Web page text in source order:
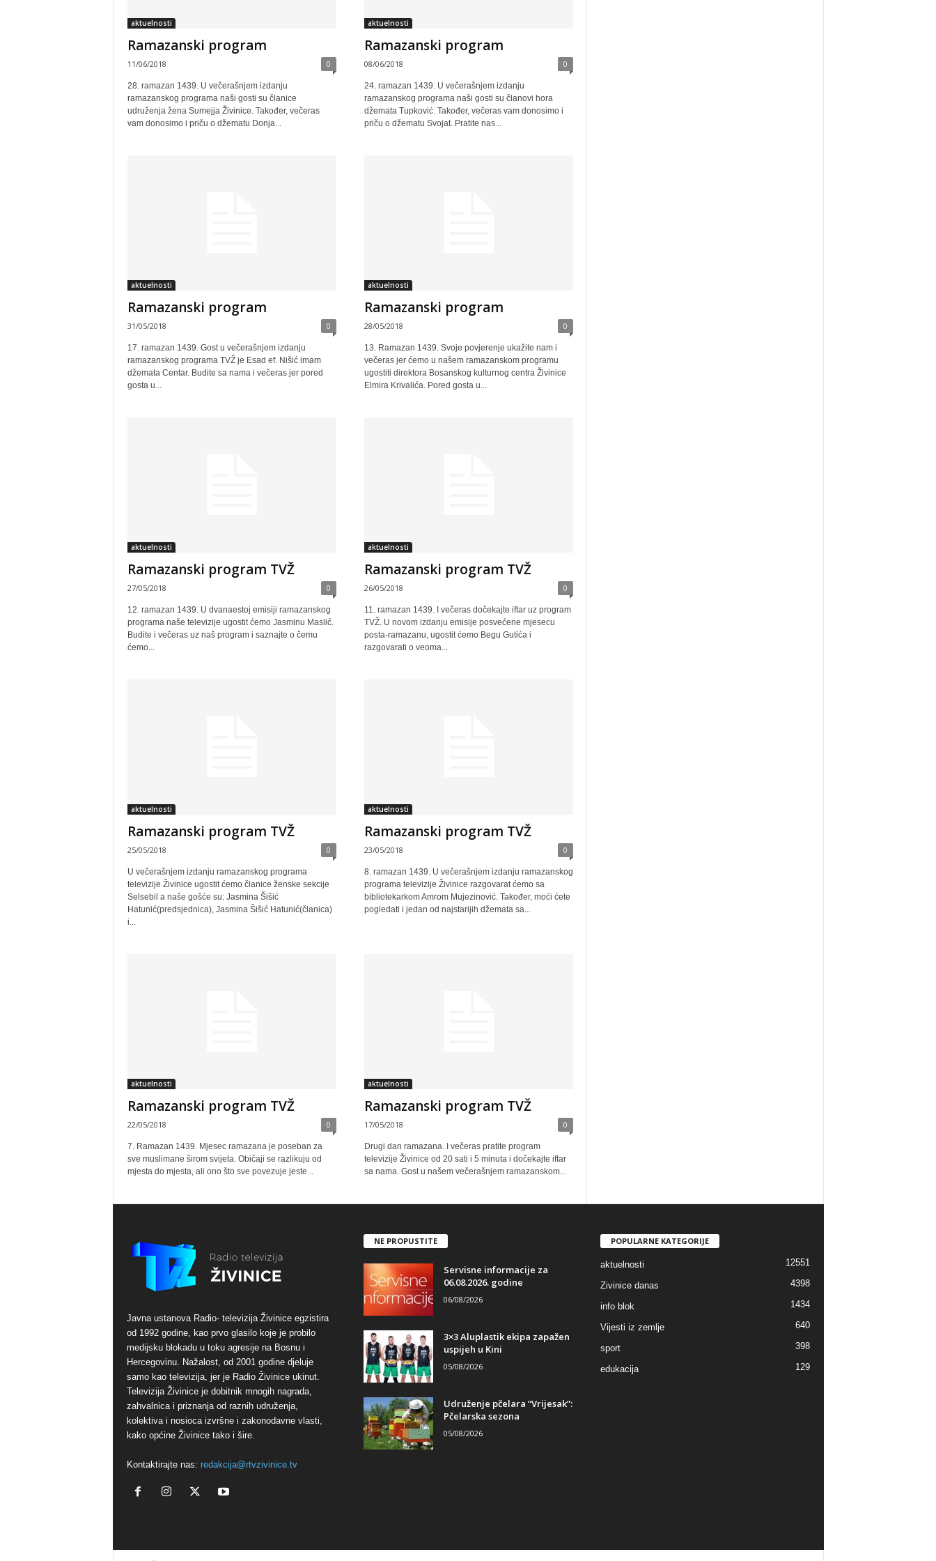
aktuelnosti
Ramazanski program
11/06/2018 0
28. ramazan 1439. U večerašnjem izdanju
ramazanskog programa naši gosti su članice
udruženja žena Sumejja Živinice. Također, večeras
vam donosimo i priču o džematu Donja...
aktuelnosti
Ramazanski program
08/06/2018 0
24. ramazan 1439. U večerašnjem izdanju
ramazanskog programa naši gosti su članovi hora
džemata Tupković. Također, večeras vam donosimo i
priču o džematu Svojat. Pratite nas...
aktuelnosti
Ramazanski program
31/05/2018 0
17. ramazan 1439. Gost u večerašnjem izdanju
ramazanskog programa TVŽ je Esad ef. Nišić imam
džemata Centar. Budite sa nama i večeras jer pored
gosta u...
aktuelnosti
Ramazanski program
28/05/2018 0
13. Ramazan 1439. Svoje povjerenje ukažite nam i
večeras jer ćemo u našem ramazanskom programu
ugostiti direktora Bosanskog kulturnog centra Živinice
Elmira Krivalića. Pored gosta u...
aktuelnosti
Ramazanski program TVŽ
27/05/2018 0
12. ramazan 1439. U dvanaestoj emisiji ramazanskog
programa naše televizije ugostit ćemo Jasminu Maslić.
Budite i večeras uz naš program i saznajte o čemu
ćemo...
aktuelnosti
Ramazanski program TVŽ
26/05/2018 0
11. ramazan 1439. I večeras dočekajte iftar uz program
TVŽ. U novom izdanju emisije posvećene mjesecu
posta-ramazanu, ugostit ćemo Begu Gutića i
razgovarati o veoma...
aktuelnosti
Ramazanski program TVŽ
25/05/2018 0
U večerašnjem izdanju ramazanskog programa
televizije Živinice ugostit ćemo članice ženske sekcije
Selsebil a naše gošće su: Jasmina Šišić
Hatunić(predsjednica), Jasmina Šišić Hatunić(članica)
i...
aktuelnosti
Ramazanski program TVŽ
23/05/2018 0
8. ramazan 1439. U večerašnjem izdanju ramazanskog
programa televizije Živinice razgovarat ćemo sa
bibliotekarkom Amrom Mujezinović. Također, moći ćete
pogledati i jedan od najstarijih džemata sa...
aktuelnosti
Ramazanski program TVŽ
22/05/2018 0
7. Ramazan 1439. Mjesec ramazana je poseban za
sve muslimane širom svijeta. Običaji se razlikuju od
mjesta do mjesta, ali ono što sve povezuje jeste...
aktuelnosti
Ramazanski program TVŽ
17/05/2018 0
Drugi dan ramazana. I večeras pratite program
televizije Živinice od 20 sati i 5 minuta i dočekajte iftar
sa nama. Gost u našem večerašnjem ramazanskom...
Javna ustanova Radio- televizija Živinice egzistira
od 1992 godine, kao prvo glasilo koje je probilo
medijsku blokadu u toku agresije na Bosnu i
Hercegovinu. Nažalost, od 2001 godine djeluje
samo kao televizija, jer je Radio Živinice ukinut.
Televizija Živinice je dobitnik mnogih nagrada,
zahvalnica i priznanja od raznih udruženja,
kolektiva i nosioca izvršne i zakonodavne vlasti,
kako općine Živinice tako i šire.
Kontaktirajte nas: redakcija@rtvzivinice.tv
NE PROPUSTITE
Servisne informacije za
06.08.2026. godine
06/08/2026
3×3 Aluplastik ekipa zapažen
uspijeh u Kini
05/08/2026
Udruženje pčelara “Vrijesak”:
Pčelarska sezona
05/08/2026
POPULARNE KATEGORIJE
aktuelnosti 12551
Zivinice danas 4398
info blok 1434
Vijesti iz zemlje 640
sport 398
edukacija 129